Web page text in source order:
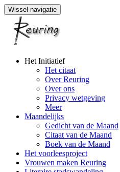
Wissel navigatie
Naar
Het Initiatief
Het citaat
Over Reuring
Over ons
Privacy wetgeving
Meer
Maandelijks
Gedicht van de Maand
Citaat van de Maand
Boek van de Maand
Het voorleesproject
Vrouwen maken Reuring